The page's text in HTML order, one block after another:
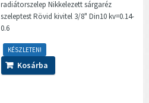
radiátorszelep Nikkelezett sárgaréz
szeleptest Rövid kivitel 3/8" Din10 kv=0.14-
0.6
KÉSZLETEN!
Kosárba